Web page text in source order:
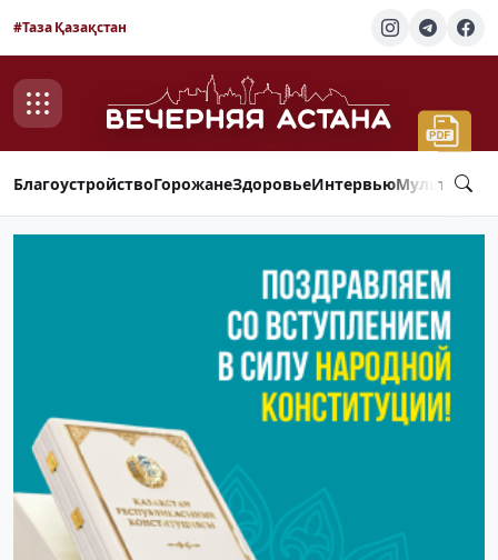
#Таза Қазақстан
БлагоустройствоГорожанеЗдоровьеИнтервью